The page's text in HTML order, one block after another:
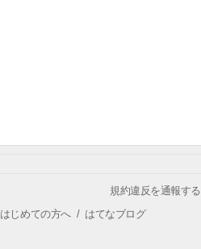
規約違反を通報する
はじめての方へ/ はてなブログ